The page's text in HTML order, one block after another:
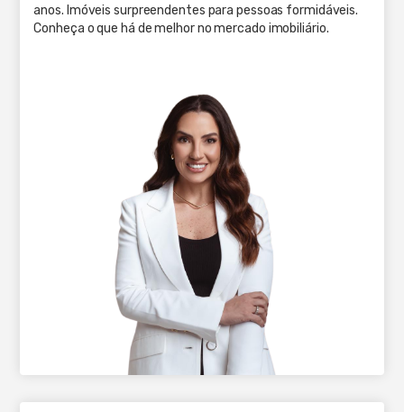
anos. Imóveis surpreendentes para pessoas formidáveis.
Conheça o que há de melhor no mercado imobiliário.